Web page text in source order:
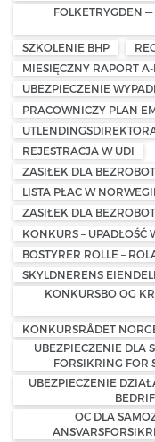
FOLKETRYGDEN
SZKOLENIE BHP
MIESIĘCZNY RAPORT
UBEZPIECZENIE
PRACOWNICZY PLAN
REJESTRACJA W UDI
ZASIŁEK DLA
LISTA PŁAC W NORWEGII
ZASIŁEK DLA
KONKURS – UPADŁOŚĆ
BOSTYRER ROLLE –
SKYLDNERENS
KONKURSBO OG
KONKURSRÅDET
UBEZPIECZENIE DLA
FORSIKRING FOR
UBEZPIECZENIE
OC DLA